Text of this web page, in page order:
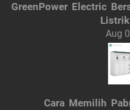
GreenPower Electric
Aug
Cara Memilih